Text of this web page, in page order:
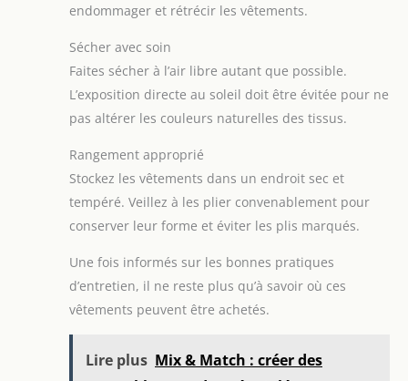
endommager et rétrécir les vêtements.
Sécher avec soin
Faites sécher à l’air libre autant que possible.
L’exposition directe au soleil doit être évitée pour ne
pas altérer les couleurs naturelles des tissus.
Rangement approprié
Stockez les vêtements dans un endroit sec et
tempéré. Veillez à les plier convenablement pour
conserver leur forme et éviter les plis marqués.
Une fois informés sur les bonnes pratiques
d’entretien, il ne reste plus qu’à savoir où ces
vêtements peuvent être achetés.
Lire plus Mix & Match : créer des